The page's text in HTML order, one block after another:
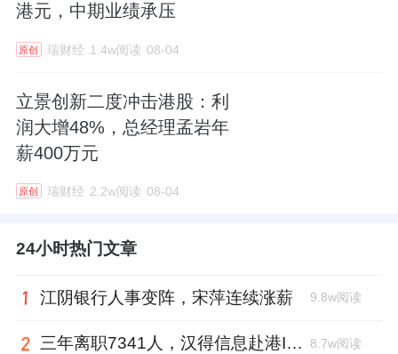
港元，中期业绩承压
原创 瑞财经 1.4w阅读 08-04
立景创新二度冲击港股：利
润大增48%，总经理孟岩年
薪400万元
原创 瑞财经 2.2w阅读 08-04
24小时热门文章
江阴银行人事变阵，宋萍连续涨薪 9.8w阅读
三年离职7341人，汉得信息赴港IPO前欠缴社保1.55亿元 8.7w阅读